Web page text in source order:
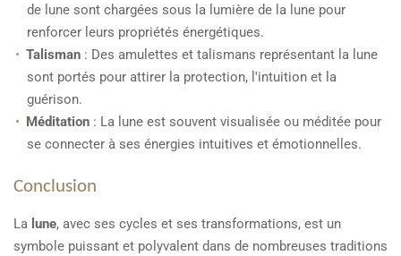
de lune sont chargées sous la lumière de la lune pour
renforcer leurs propriétés énergétiques.
Talisman : Des amulettes et talismans représentant la lune
sont portés pour attirer la protection, l'intuition et la
guérison.
Méditation : La lune est souvent visualisée ou méditée pour
se connecter à ses énergies intuitives et émotionnelles.
Conclusion
La lune, avec ses cycles et ses transformations, est un
symbole puissant et polyvalent dans de nombreuses traditions